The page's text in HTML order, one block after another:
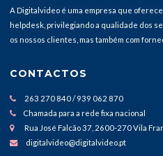
A Digitalvideo é uma empresa que
helpdesk, privilegiando a qualidade dos
os nossos clientes, mas também com
CONTACTOS
263 270 840 / 939 062 870
Chamada para a rede fixa nacional
Rua José Falcão 37, 2600-270 Vila
digitalvideo@digitalvideo.pt